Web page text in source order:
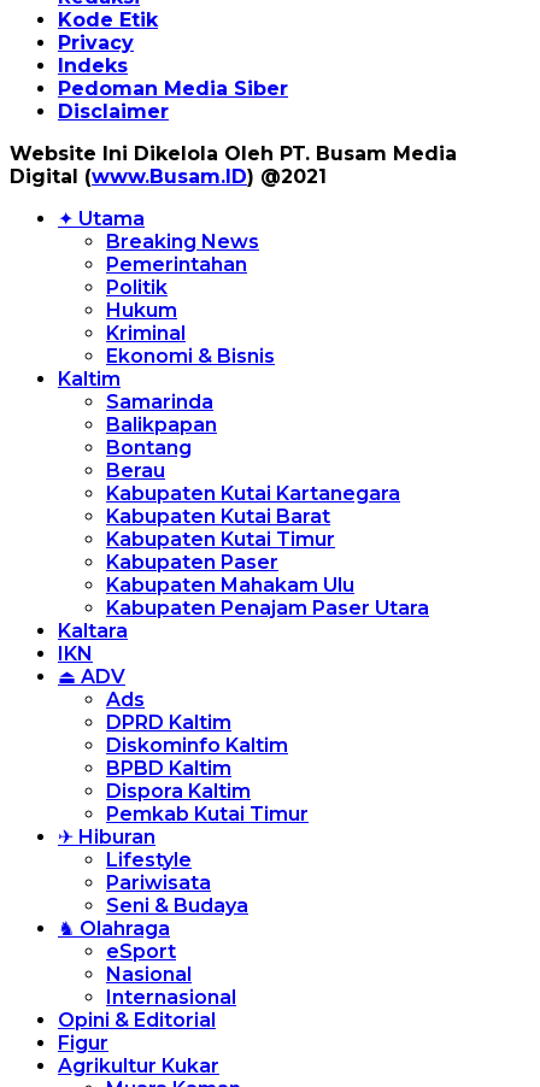
Kode Etik
Privacy
Indeks
Pedoman Media Siber
Disclaimer
Website Ini Dikelola Oleh PT. Busam Media
Digital (www.Busam.ID) @2021
✦ Utama
Breaking News
Pemerintahan
Politik
Hukum
Kriminal
Ekonomi & Bisnis
Kaltim
Samarinda
Balikpapan
Bontang
Berau
Kabupaten Kutai Kartanegara
Kabupaten Kutai Barat
Kabupaten Kutai Timur
Kabupaten Paser
Kabupaten Mahakam Ulu
Kabupaten Penajam Paser Utara
Kaltara
IKN
⏏ ADV
Ads
DPRD Kaltim
Diskominfo Kaltim
BPBD Kaltim
Dispora Kaltim
Pemkab Kutai Timur
✈ Hiburan
Lifestyle
Pariwisata
Seni & Budaya
♞ Olahraga
eSport
Nasional
Internasional
Opini & Editorial
Figur
Agrikultur Kukar